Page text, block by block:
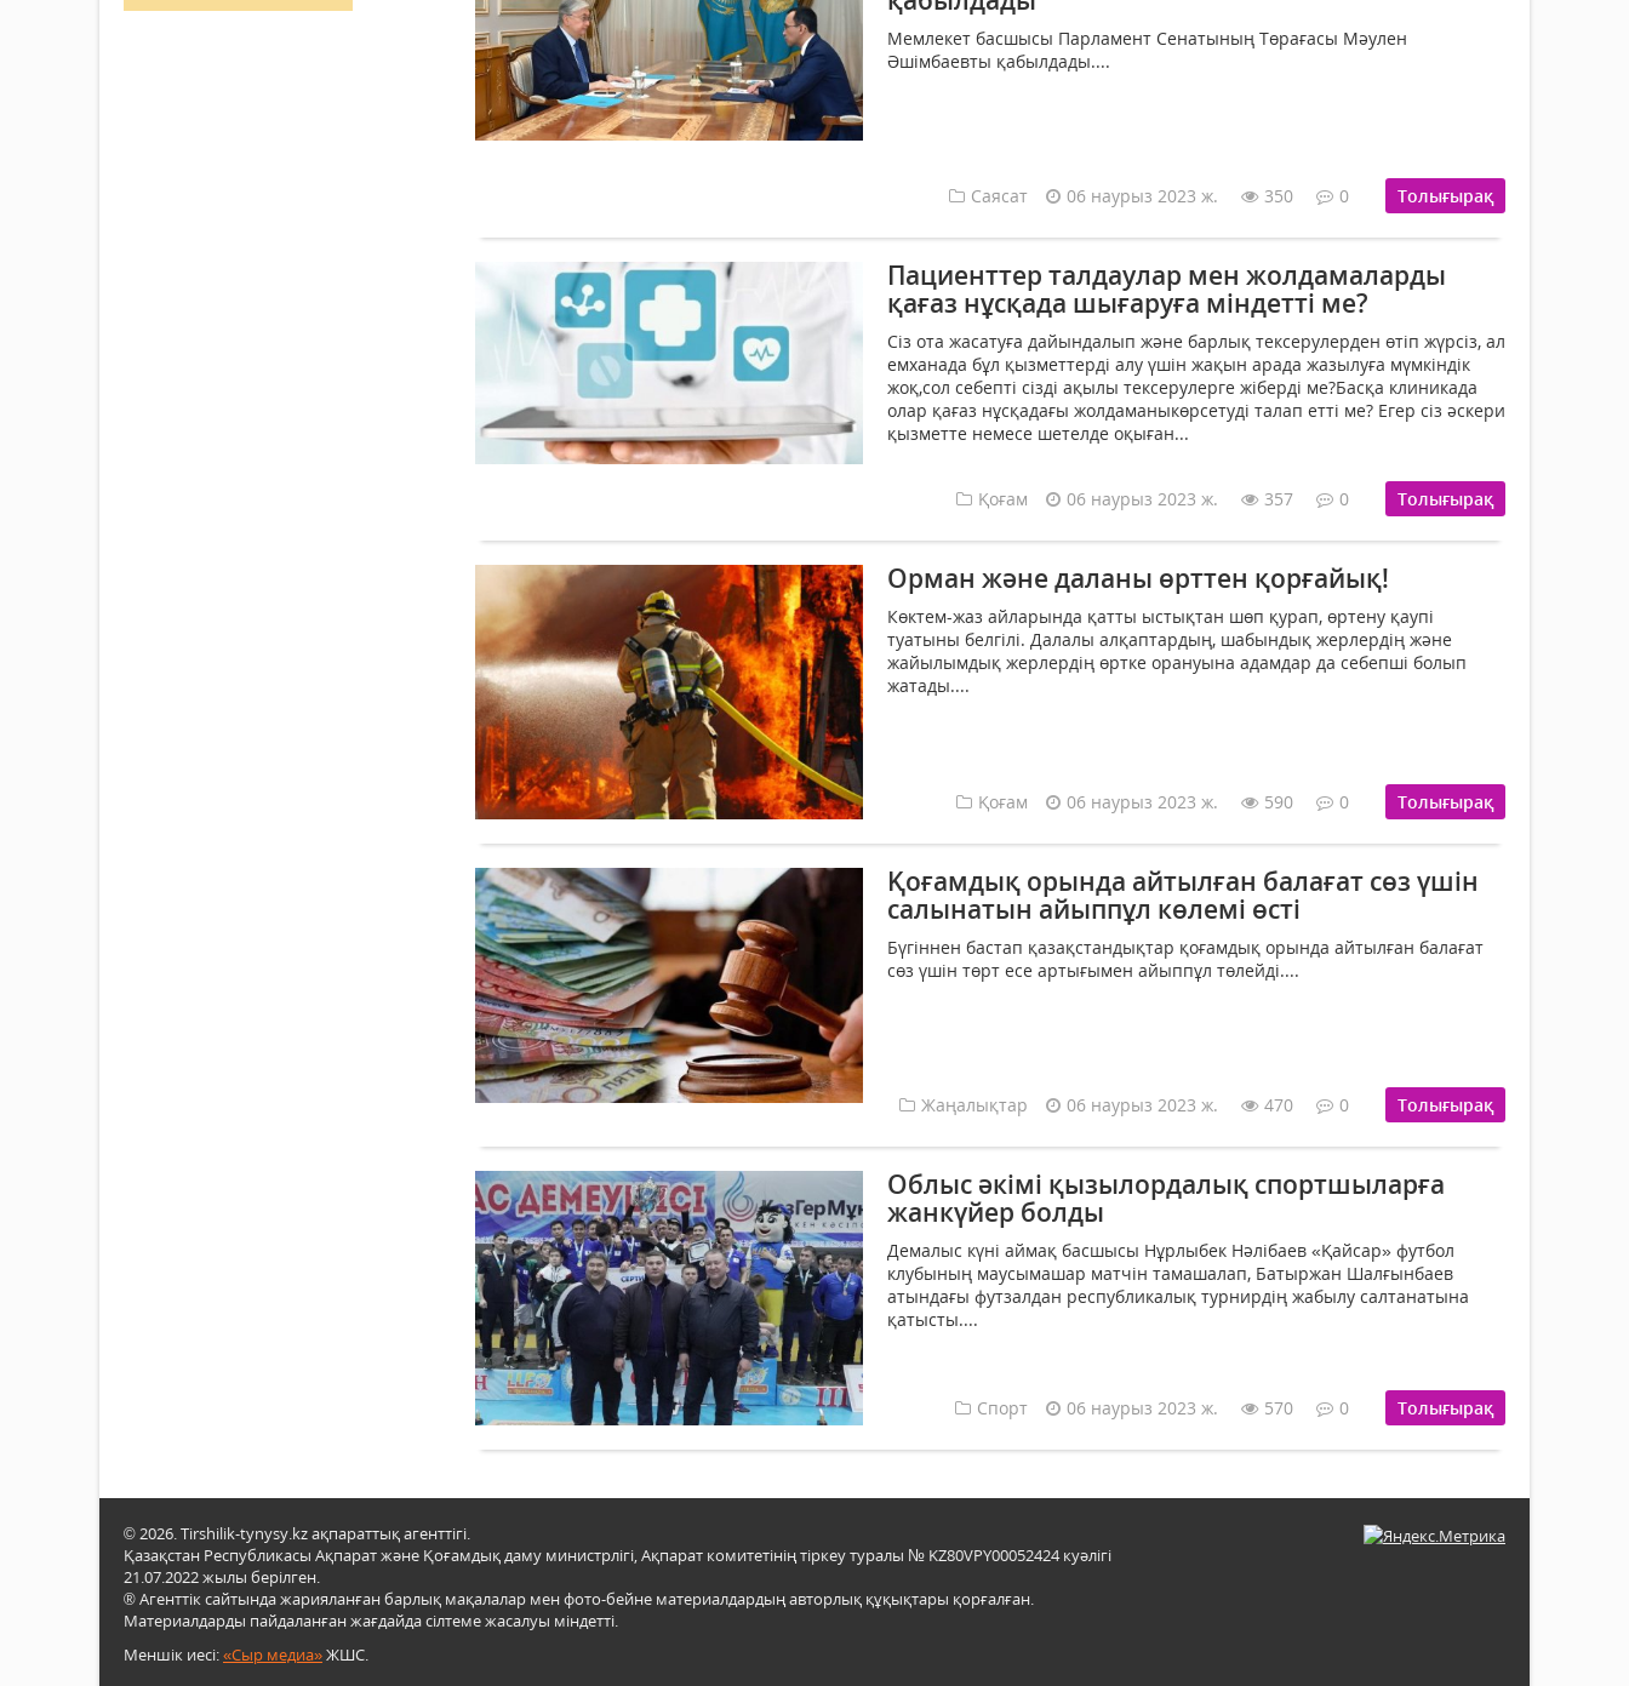
Мемлекет басшысы Парламент Сенатының Төрағасы Мәулен
Әшімбаевты қабылдады....
Саясат 06 наурыз 2023 ж. 350 0 Толығырақ
Пациенттер талдаулар мен жолдамаларды
қағаз нұсқада шығаруға міндетті ме?
Сіз ота жасатуға дайындалып және барлық тексерулерден өтіп жүрсіз, ал
емханада бұл қызметтерді алу үшін жақын арада жазылуға мүмкіндік
жоқ,сол себепті сізді ақылы тексерулерге жіберді ме?Басқа клиникада
олар қағаз нұсқадағы жолдаманыкөрсетуді талап етті ме? Егер сіз әскери
қызметте немесе шетелде оқыған...
Қоғам 06 наурыз 2023 ж. 357 0 Толығырақ
Орман және даланы өрттен қорғайық!
Көктем-жаз айларында қатты ыстықтан шөп қурап, өртену қаупі
туатыны белгілі. Далалы алқаптардың, шабындық жерлердің және
жайылымдық жерлердің өртке орануына адамдар да себепші болып
жатады....
Қоғам 06 наурыз 2023 ж. 590 0 Толығырақ
Қоғамдық орында айтылған балағат сөз үшін
салынатын айыппұл көлемі өсті
Бүгіннен бастап қазақстандықтар қоғамдық орында айтылған балағат
сөз үшін төрт есе артығымен айыппұл төлейді....
Жаңалықтар 06 наурыз 2023 ж. 470 0 Толығырақ
Облыс әкімі қызылордалық спортшыларға
жанкүйер болды
Демалыс күні аймақ басшысы Нұрлыбек Нәлібаев «Қайсар» футбол
клубының маусымашар матчін тамашалап, Батыржан Шалғынбаев
атындағы футзалдан республикалық турнирдің жабылу салтанатына
қатысты....
Спорт 06 наурыз 2023 ж. 570 0 Толығырақ
© 2026. Tirshilik-tynysy.kz ақпараттық агенттігі.
Қазақстан Республикасы Ақпарат және Қоғамдық даму министрлігі, Ақпарат комитетінің тіркеу туралы № KZ80VPY00052424 куәлігі
21.07.2022 жылы берілген.
® Агенттік сайтында жарияланған барлық мақалалар мен фото-бейне материалдардың авторлық құқықтары қорғалған.
Материалдарды пайдаланған жағдайда сілтеме жасалуы міндетті.
Меншік иесі:«Сыр медиа»ЖШС.